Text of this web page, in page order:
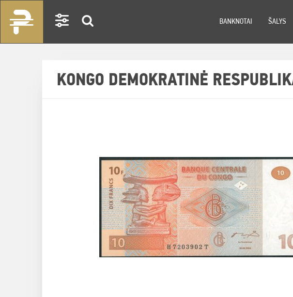
BANKNOTAI ŠALYS
KONGO DEMOKRATINĖ